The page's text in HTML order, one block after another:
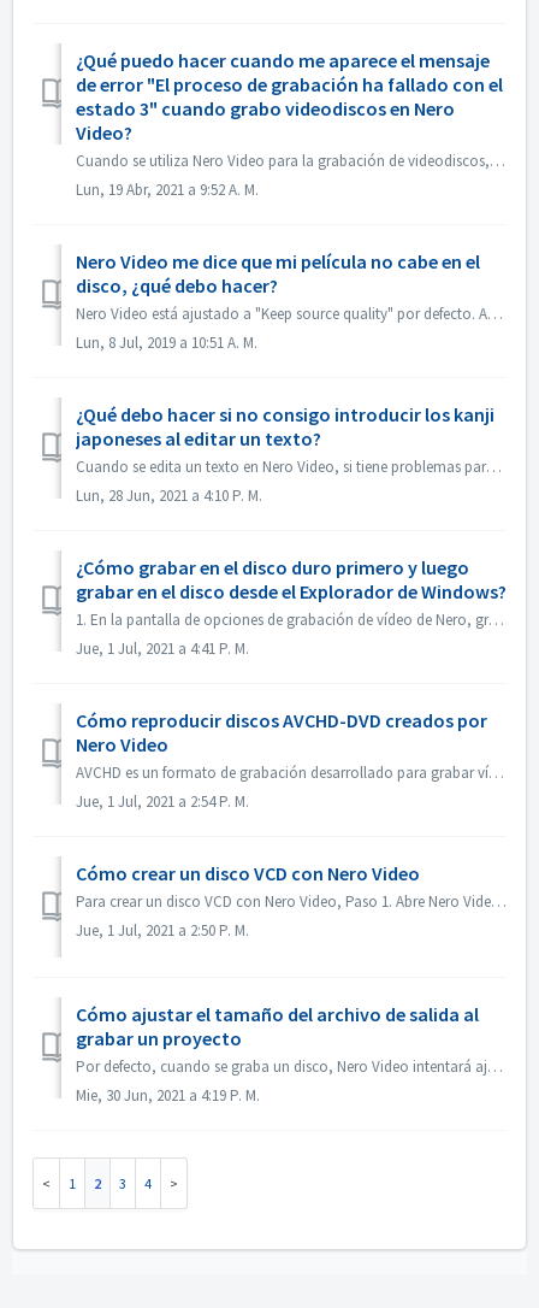
¿Qué puedo hacer cuando me aparece el mensaje
de error "El proceso de grabación ha fallado con el
estado 3" cuando grabo videodiscos en Nero
Video?
Cuando se utiliza Nero Video para la grabación de videodiscos, es posible que se encuentre con este error. "Estado 3" es un estado general del pr...
Lun, 19 Abr, 2021 a 9:52 A. M.
Nero Video me dice que mi película no cabe en el
disco, ¿qué debo hacer?
Nero Video está ajustado a "Keep source quality" por defecto. Así que el DVD, AVCHD, Blu-ray resultante mantendrá la calidad y el aspecto del arch...
Lun, 8 Jul, 2019 a 10:51 A. M.
¿Qué debo hacer si no consigo introducir los kanji
japoneses al editar un texto?
Cuando se edita un texto en Nero Video, si tiene problemas para introducir los kanji japoneses con algún editor de métodos de entrada, por ejemplo, ATOK, no...
Lun, 28 Jun, 2021 a 4:10 P. M.
¿Cómo grabar en el disco duro primero y luego
grabar en el disco desde el Explorador de Windows?
1. En la pantalla de opciones de grabación de vídeo de Nero, grabe el proyecto en la carpeta del disco duro. 2. Si la grabación se realiza correctamente,...
Jue, 1 Jul, 2021 a 4:41 P. M.
Cómo reproducir discos AVCHD-DVD creados por
Nero Video
AVCHD es un formato de grabación desarrollado para grabar vídeo de alta definición en soportes como DVD grabables, discos duros y tarjetas de memoria. E...
Jue, 1 Jul, 2021 a 2:54 P. M.
Cómo crear un disco VCD con Nero Video
Para crear un disco VCD con Nero Video, Paso 1. Abre Nero Video. Paso 2. Arrastra un archivo de vídeo a Nero Video Home, Nero Video abrirá el diálogo 'S...
Jue, 1 Jul, 2021 a 2:50 P. M.
Cómo ajustar el tamaño del archivo de salida al
grabar un proyecto
Por defecto, cuando se graba un disco, Nero Video intentará ajustarse al espacio completo de un disco. En algunos casos, si no necesita una salida de gran t...
Mie, 30 Jun, 2021 a 4:19 P. M.
1 2 3 4